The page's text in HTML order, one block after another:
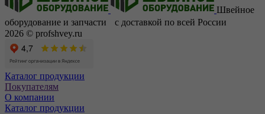
Швейное
оборудование и запчасти с доставкой по всей России
2026 © profshvey.ru
Каталог продукции
Покупателям
О компании
Каталог продукции